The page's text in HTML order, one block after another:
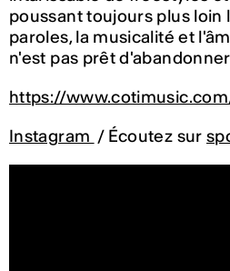
poussant toujours plus loin
paroles, la musicalité et
n'est pas prêt
https://
Instagram / Écoutez sur